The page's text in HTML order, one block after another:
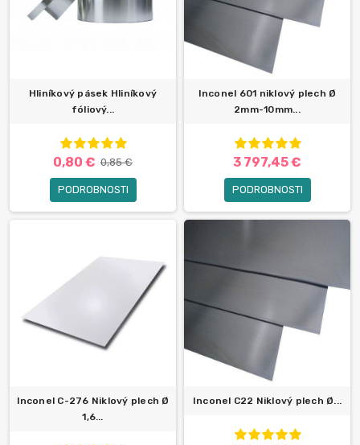
Hliníkový pásek Hliníkový
fóliový...
0,80 € 0,85 €
PODROBNOSTI
Inconel 601 niklový plech Ø
2mm-10mm...
3 797,45 €
PODROBNOSTI
Inconel C-276 Niklový plech Ø
1,6...
Inconel C22 Niklový plech Ø...